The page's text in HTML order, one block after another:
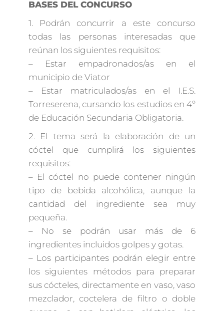
BASES DEL CONCURSO
1. Podrán concurrir a este concurso
todas las personas interesadas que
reúnan los siguientes requisitos:
– Estar empadronados/as en el
municipio de Viator
– Estar matriculados/as en el I.E.S.
Torreserena, cursando los estudios en 4º
de Educación Secundaria Obligatoria.
2. El tema será la elaboración de un
cóctel que cumplirá los siguientes
requisitos:
– El cóctel no puede contener ningún
tipo de bebida alcohólica, aunque la
cantidad del ingrediente sea muy
pequeña.
– No se podrán usar más de 6
ingredientes incluidos golpes y gotas.
– Los participantes podrán elegir entre
los siguientes métodos para preparar
sus cócteles, directamente en vaso, vaso
mezclador, coctelera de filtro o doble